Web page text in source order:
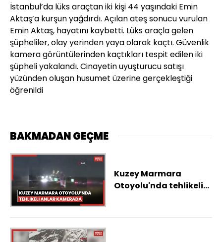
İstanbul’da lüks araçtan iki kişi 44 yaşındaki Emin
Aktaş’a kurşun yağdırdı. Açılan ateş sonucu vurulan
Emin Aktaş, hayatını kaybetti. Lüks araçla gelen
şüpheliler, olay yerinden yaya olarak kaçtı. Güvenlik
kamera görüntülerinden kaçtıkları tespit edilen iki
şüpheli yakalandı. Cinayetin uyuşturucu satışı
yüzünden oluşan husumet üzerine gerçekleştiği
öğrenildi
BAKMADAN GEÇME
Kuzey Marmara
Otoyolu'nda tehlikeli